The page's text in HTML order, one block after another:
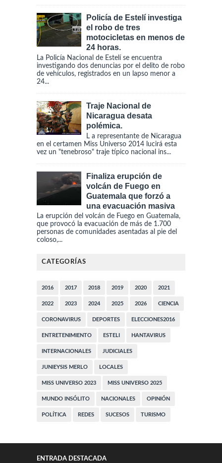
Policía de Estelí investiga
el robo de tres
motocicletas en menos de
24 horas.
La Policía Nacional de Estelí se encuentra
investigando dos denuncias por el delito de robo
de vehículos, registrados en un lapso menor a
24...
Traje Nacional de
Nicaragua desata
polémica.
L a representante de Nicaragua
en el certamen Miss Universo 2014 lucirá esta
vez un "tenebroso" traje típico nacional ins...
Finaliza erupción de
volcán de Fuego en
Guatemala que forzó a
una evacuación masiva
La erupción del volcán de Fuego en Guatemala,
que provocó la evacuación de más de 1.700
personas de comunidades asentadas al pie del
coloso,...
CATEGORÍAS
2016 2017 2018 2019 2020 2021
2022 2023 2024 2025 2026 CIENCIA
CORONAVIRUS DEPORTES ELECCIONES2016
ENTRETENIMIENTO ESTELI HANTAVIRUS
INTERNACIONALES JUDICIALES
JUNIEYSIS MERLO LOCALES
MISS UNIVERSO 2023 MISS UNIVERSO 2025
MUNDO INSÓLITO NACIONALES OPINIÓN
POLÍTICA REDES SUCESOS TURISMO
ENTRADA DESTACADA